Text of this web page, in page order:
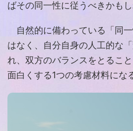
ばその同一性に従うべきかもし
自然的に備わっている「同
はなく、自分自身の人工的な
れ、双方のバランスをとるこ
面白くする1つの考慮材料にな